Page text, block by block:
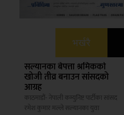
भर्खरै
सल्यानका बेपत्ता श्रमिकको
खोजी तीव्र बनाउन सांसदको
आग्रह
काठमाडौं- नेपाली कम्युनिष्ट पार्टीका सांसद
रमेश कुमार मल्ले सल्यानका युवा